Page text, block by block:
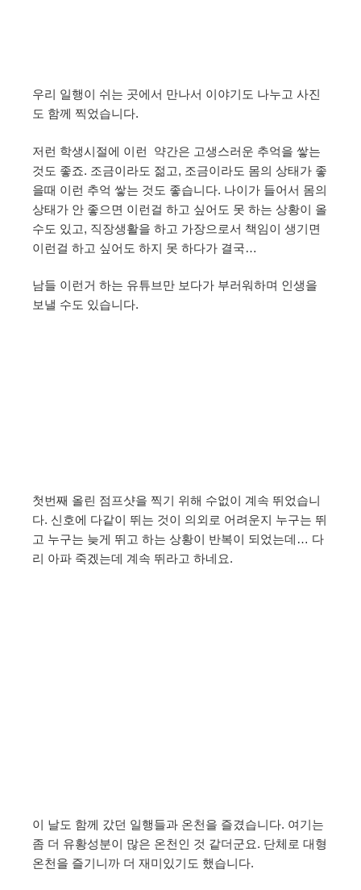
우리 일행이 쉬는 곳에서 만나서 이야기도 나누고 사진
도 함께 찍었습니다.
저런 학생시절에 이런 약간은 고생스러운 추억을 쌓는
것도 좋죠. 조금이라도 젊고, 조금이라도 몸의 상태가 좋
을때 이런 추억 쌓는 것도 좋습니다. 나이가 들어서 몸의
상태가 안 좋으면 이런걸 하고 싶어도 못 하는 상황이 올
수도 있고, 직장생활을 하고 가장으로서 책임이 생기면
이런걸 하고 싶어도 하지 못 하다가 결국…
남들 이런거 하는 유튜브만 보다가 부러워하며 인생을
보낼 수도 있습니다.
첫번째 올린 점프샷을 찍기 위해 수없이 계속 뛰었습니
다. 신호에 다같이 뛰는 것이 의외로 어려운지 누구는 뛰
고 누구는 늦게 뛰고 하는 상황이 반복이 되었는데… 다
리 아파 죽겠는데 계속 뛰라고 하네요.
이 날도 함께 갔던 일행들과 온천을 즐겼습니다. 여기는
좀 더 유황성분이 많은 온천인 것 같더군요. 단체로 대형
온천을 즐기니까 더 재미있기도 했습니다.